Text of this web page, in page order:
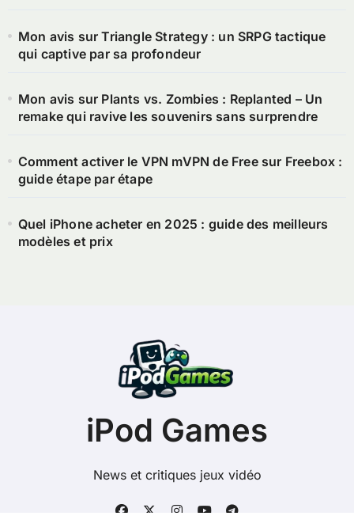
Mon avis sur Triangle Strategy : un SRPG tactique
qui captive par sa profondeur
Mon avis sur Plants vs. Zombies : Replanted – Un
remake qui ravive les souvenirs sans surprendre
Comment activer le VPN mVPN de Free sur Freebox :
guide étape par étape
Quel iPhone acheter en 2025 : guide des meilleurs
modèles et prix
iPod Games
News et critiques jeux vidéo